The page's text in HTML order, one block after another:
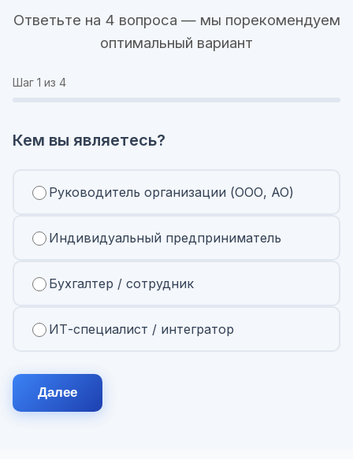
Ответьте на 4 вопроса — мы порекомендуем
оптимальный вариант
Шаг 1 из 4
Кем вы являетесь?
Руководитель организации (ООО, АО)
Индивидуальный предприниматель
Бухгалтер / сотрудник
ИТ-специалист / интегратор
Далее